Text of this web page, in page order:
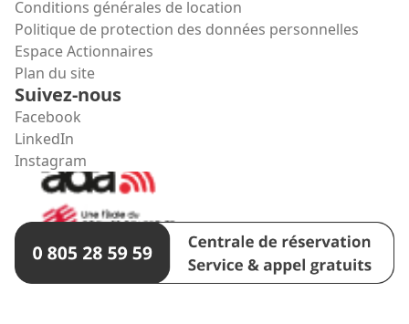
Conditions générales de location
Politique de protection des données personnelles
Espace Actionnaires
Plan du site
Suivez-nous
Facebook
LinkedIn
Instagram